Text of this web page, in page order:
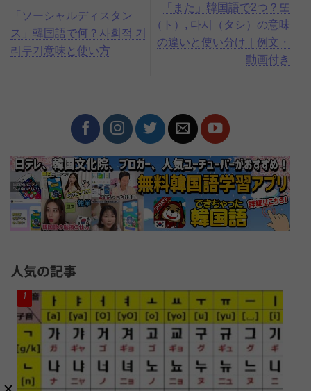
「ソーシャルディスタン
ス」韓国語で何？사회적 거
리두기意味と使い方
「また」韓国語で2つ？또
（ト）, 다시（タシ）の意味
の違いと使い分け｜例文・
動画付き
人気の記事